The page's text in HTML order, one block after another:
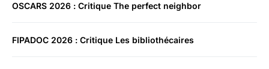
OSCARS 2026 : Critique The perfect neighbor
FIPADOC 2026 : Critique Les bibliothécaires